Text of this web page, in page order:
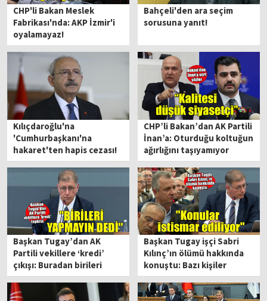
CHP'li Bakan Meslek
Fabrikası'nda: AKP İzmir'i
oyalamayaz!
Bahçeli'den ara seçim
sorusuna yanıt!
Kılıçdaroğlu'na
'Cumhurbaşkanı'na
hakaret'ten hapis cezası!
CHP’li Bakan’dan AK Partili
İnan’a: Oturduğu koltuğun
ağırlığını taşıyamıyor
Başkan Tugay’dan AK
Partili vekillere ‘kredi’
çıkışı: Buradan birileri
arayıp ‘Yapmayın’ dedi!
Başkan Tugay işçi Sabri
Kılınç’ın ölümü hakkında
konuştu: Bazı kişiler
konuları istismar ediyor